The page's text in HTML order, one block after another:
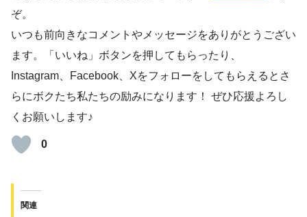
ぞ。
いつも前向きなコメントやメッセージをありがとうござい
ます。「いいね」ボタンを押してもらったり、
Instagram、Facebook、Xをフォローをしてもらえるとさ
らにボクたち私たちの励みになります！ ぜひ応援よろし
くお願いします♪
0
関連